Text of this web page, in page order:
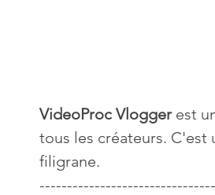
VideoProc Vlogger est
tous les créateurs.
filigrane.